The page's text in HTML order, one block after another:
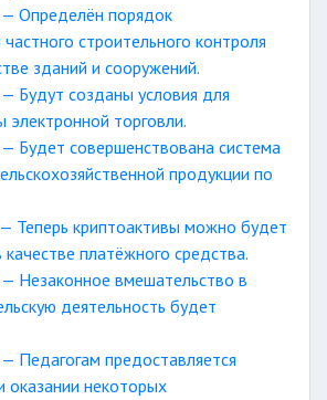
Определён порядок
строительного контроля
зданий и сооружений.
Будут созданы условия для
электронной торговли.
Будет совершенствована система
продукции по
Теперь криптоактивы можно будет
качестве платёжного средства.
Незаконное вмешательство в
деятельность будет
Педагогам предоставляется
оказании некоторых